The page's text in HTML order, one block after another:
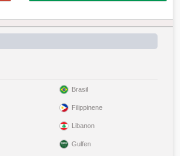
Brasil
Filippinene
Libanon
Gulfen